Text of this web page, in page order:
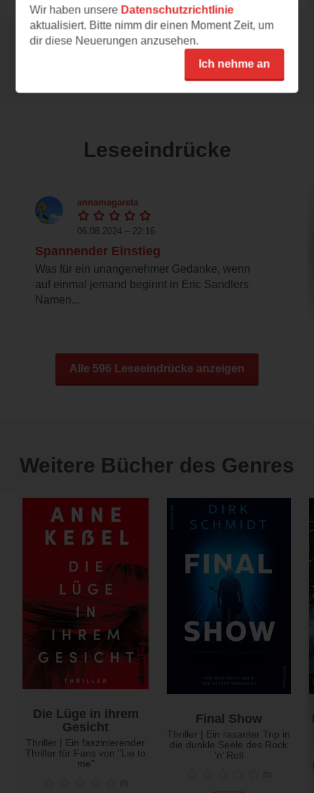
Alle 225 Rezensionen anzeigen
Leseeindrücke
annamagareta
06.08.2024 – 22:16
Spannender Einstieg
Was für ein unangenehmer Gedanke, wenn
auf einmal jemand beginnt in Eric Sandlers
Namen...
Alle 596 Leseeindrücke anzeigen
Weitere Bücher des Genres
Die Lüge in ihrem
Gesicht
Thriller | Ein faszinierender
Thriller für Fans von "Lie to
me"
(0)
Final Show
Thriller | Ein rasanter Trip in
die dunkle Seele des Rock
’n’ Roll
(0)
Wir haben unsere Datenschutzrichtlinie
aktualisiert. Bitte nimm dir einen Moment Zeit, um
dir diese Neuerungen anzusehen.
Ich nehme an